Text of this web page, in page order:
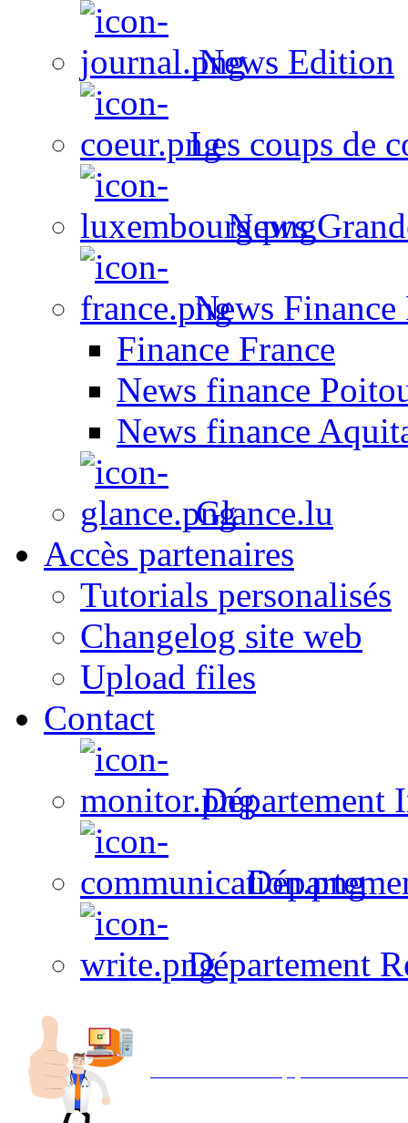
News Edition
Les coups de
News
News Finance
Finance France
News finance
News finance
Glance.lu
Accès partenaires
Tutorials personalisés
Changelog site web
Upload files
Contact
Département
Département